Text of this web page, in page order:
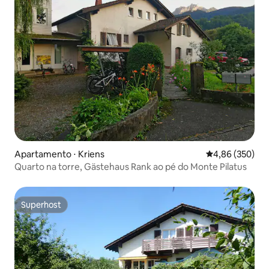
Apartamento ⋅ Kriens 4,86 de uma
4,86 (350)
Quarto na torre, Gästehaus Rank ao pé do Monte Pilatus
Superhost
Superhost